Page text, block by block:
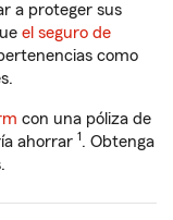
a proteger sus
el seguro de
como
con una póliza de
ahorrar 1. Obtenga